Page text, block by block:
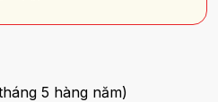
5 hàng năm)